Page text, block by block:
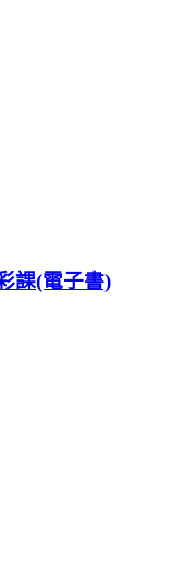
課(電子書)